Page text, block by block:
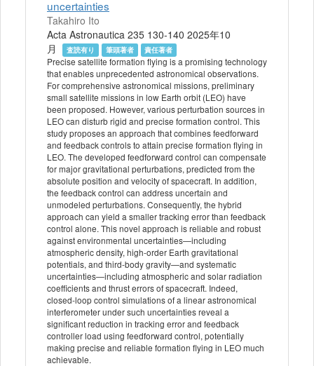
uncertainties
Takahiro Ito
Acta Astronautica 235 130-140 2025年10
月
査読有り 筆頭著者 責任著者
Precise satellite formation flying is a promising technology
that enables unprecedented astronomical observations.
For comprehensive astronomical missions, preliminary
small satellite missions in low Earth orbit (LEO) have
been proposed. However, various perturbation sources in
LEO can disturb rigid and precise formation control. This
study proposes an approach that combines feedforward
and feedback controls to attain precise formation flying in
LEO. The developed feedforward control can compensate
for major gravitational perturbations, predicted from the
absolute position and velocity of spacecraft. In addition,
the feedback control can address uncertain and
unmodeled perturbations. Consequently, the hybrid
approach can yield a smaller tracking error than feedback
control alone. This novel approach is reliable and robust
against environmental uncertainties—including
atmospheric density, high-order Earth gravitational
potentials, and third-body gravity—and systematic
uncertainties—including atmospheric and solar radiation
coefficients and thrust errors of spacecraft. Indeed,
closed-loop control simulations of a linear astronomical
interferometer under such uncertainties reveal a
significant reduction in tracking error and feedback
controller load using feedforward control, potentially
making precise and reliable formation flying in LEO much
achievable.